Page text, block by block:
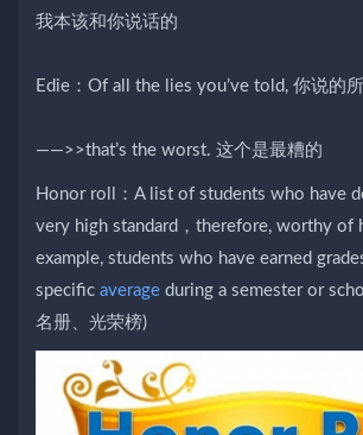
我本该和你说话的
Edie：Of all the lies you’ve told, 你说的
——>>that’s the worst. 这个是最糟的
Honor roll：A list of students who have
very high standard，therefore, worthy of
example, students who have earned
specific average during a semester or
名册、光荣榜)